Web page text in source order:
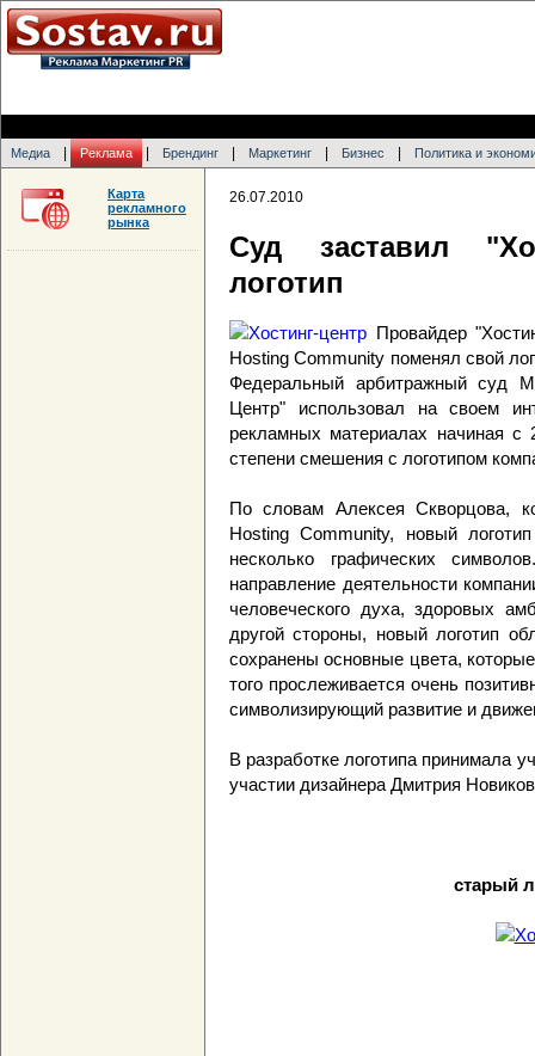
Медиа Реклама Брендинг Маркетинг Бизнес Политика и
26.07.2010
Суд заставил
логотип
Провайдер
Hosting Community поменял свой
Федеральный арбитражный суд
Центр" использовал на своем
рекламных материалах начиная
степени смешения с логотипом
По словам Алексея Скворцова,
Hosting Community, новый
несколько графических
направление деятельности
человеческого духа, здоровых
другой стороны, новый логотип
сохранены основные цвета,
того прослеживается очень
символизирующий развитие и
В разработке логотипа принимала
участии дизайнера Дмитрия
старый
Карта
рекламного
рынка